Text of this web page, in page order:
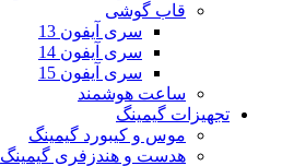
قاب گوشی
سری آیفون 13
سری آیفون 14
سری آیفون 15
ساعت هوشمند
تجهیزات گیمینگ
موس و کیبورد گیمینگ
هدست و هندزفری گیمینگ